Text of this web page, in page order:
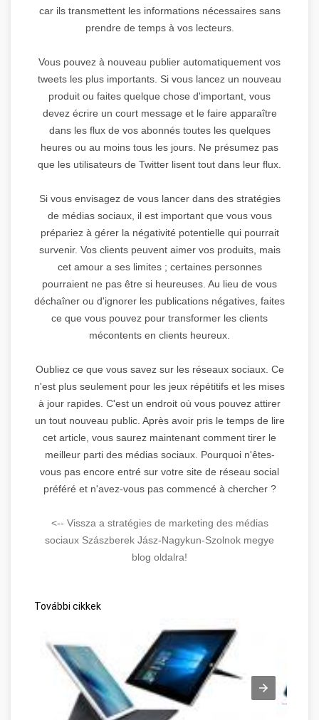
car ils transmettent les informations nécessaires sans
prendre de temps à vos lecteurs.
Vous pouvez à nouveau publier automatiquement vos
tweets les plus importants. Si vous lancez un nouveau
produit ou faites quelque chose d'important, vous
devez écrire un court message et le faire apparaître
dans les flux de vos abonnés toutes les quelques
heures ou au moins tous les jours. Ne présumez pas
que les utilisateurs de Twitter lisent tout dans leur flux.
Si vous envisagez de vous lancer dans des stratégies
de médias sociaux, il est important que vous vous
prépariez à gérer la négativité potentielle qui pourrait
survenir. Vos clients peuvent aimer vos produits, mais
cet amour a ses limites ; certaines personnes
pourraient ne pas être si heureuses. Au lieu de vous
déchaîner ou d'ignorer les publications négatives, faites
ce que vous pouvez pour transformer les clients
mécontents en clients heureux.
Oubliez ce que vous savez sur les réseaux sociaux. Ce
n'est plus seulement pour les jeux répétitifs et les mises
à jour rapides. C'est un endroit où vous pouvez attirer
un tout nouveau public. Après avoir pris le temps de lire
cet article, vous saurez maintenant comment tirer le
meilleur parti des médias sociaux. Pourquoi n'êtes-
vous pas encore entré sur votre site de réseau social
préféré et n'avez-vous pas commencé à chercher ?
<-- Vissza a stratégies de marketing des médias
sociaux Szászberek Jász-Nagykun-Szolnok megye
blog oldalra!
További cikkek